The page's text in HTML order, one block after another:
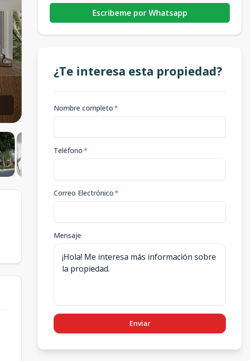
Escribeme por Whatsapp
¿Te interesa esta propiedad?
Nombre completo*
Teléfono*
Correo Electrónico*
Mensaje
Enviar